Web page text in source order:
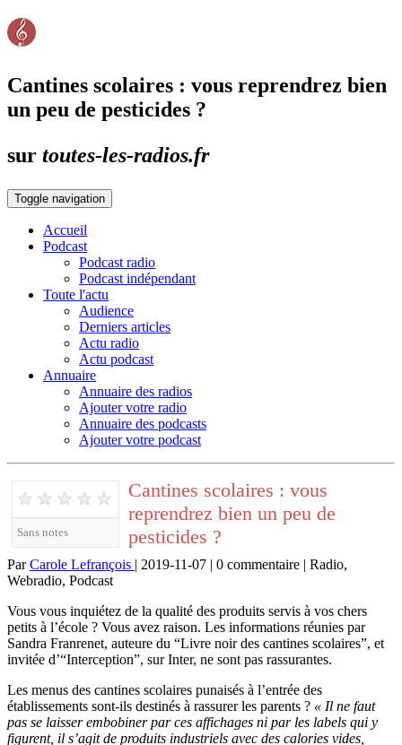
Cantines scolaires : vous reprendrez bien
un peu de pesticides ?
sur toutes-les-radios.fr
Toggle navigation
Accueil
Podcast
Podcast radio
Podcast indépendant
Toute l'actu
Audience
Derniers articles
Actu radio
Actu podcast
Annuaire
Annuaire des radios
Ajouter votre radio
Annuaire des podcasts
Ajouter votre podcast
★ ★ ★ ★ ★
Sans notes
Cantines scolaires : vous
reprendrez bien un peu de
pesticides ?
ParCarole Lefrançois | 2019-11-07 | 0 commentaire | Radio,
Webradio, Podcast
Vous vous inquiétez de la qualité des produits servis à vos chers
petits à l’école ? Vous avez raison. Les informations réunies par
Sandra Franrenet, auteure du “Livre noir des cantines scolaires”, et
invitée d’“Interception”, sur Inter, ne sont pas rassurantes.
Les menus des cantines scolaires punaisés à l’entrée des
établissements sont-ils destinés à rassurer les parents ? « Il ne faut
pas se laisser embobiner par ces affichages ni par les labels qui y
figurent, il s’agit de produits industriels avec des calories vides